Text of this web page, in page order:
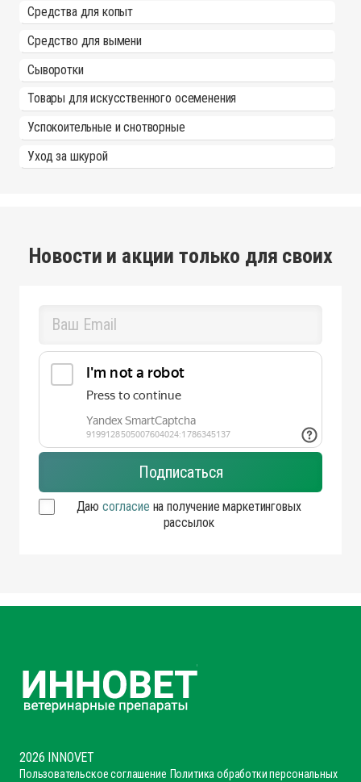
Средства для копыт
Средство для вымени
Сыворотки
Товары для искусственного осеменения
Успокоительные и снотворные
Уход за шкурой
Новости и акции только для своих
Даю согласие на получение маркетинговых
рассылок
2026 INNOVET
Пользовательское соглашение Политика обработки персональных